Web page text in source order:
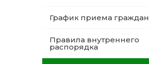
График приема граждан
Правила внутреннего
распорядка